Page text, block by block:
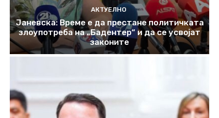
АКТУЕЛНО
Јаневска: Време е да престане политичката
злоупотреба на „Бадентер“ и да се усвојат
законите